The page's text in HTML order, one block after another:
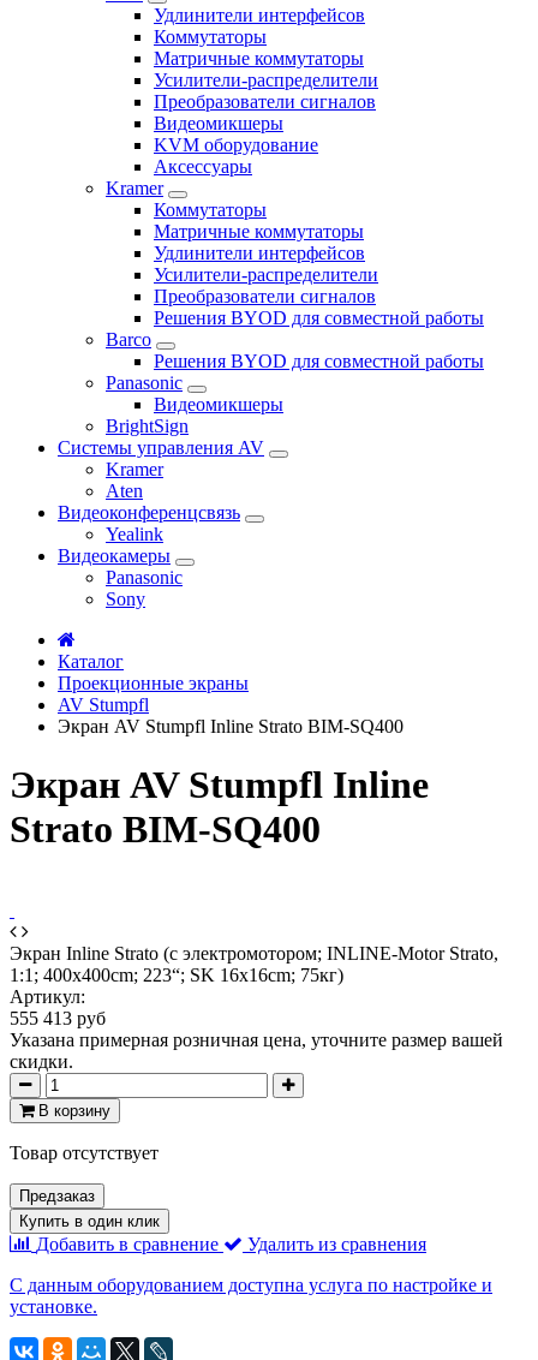
Удлинители интерфейсов
Коммутаторы
Матричные коммутаторы
Усилители-распределители
Преобразователи сигналов
Видеомикшеры
KVM оборудование
Аксессуары
Kramer
Коммутаторы
Матричные коммутаторы
Удлинители интерфейсов
Усилители-распределители
Преобразователи сигналов
Решения BYOD для совместной работы
Barco
Решения BYOD для совместной работы
Panasonic
Видеомикшеры
BrightSign
Системы управления AV
Kramer
Aten
Видеоконференцсвязь
Yealink
Видеокамеры
Panasonic
Sony
Каталог
Проекционные экраны
AV Stumpfl
Экран AV Stumpfl Inline Strato BIM-SQ400
Экран AV Stumpfl Inline
Strato BIM-SQ400
Экран Inline Strato (с электромотором; INLINE-Motor Strato,
1:1; 400x400cm; 223“; SK 16x16cm; 75кг)
Артикул:
555 413 руб
Указана примерная розничная цена, уточните размер вашей
скидки.
В корзину
Товар отсутствует
Предзаказ
Купить в один клик
Добавить в сравнение
Удалить из сравнения
С данным оборудованием доступна услуга по настройке и
установке.